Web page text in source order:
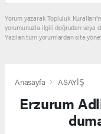
Yorum yazarak Topluluk
yorumunuzla ilgili doğrudan veya
Yazılan tüm yorumlardan site
Anasayfa ASAYİŞ
Erzurum